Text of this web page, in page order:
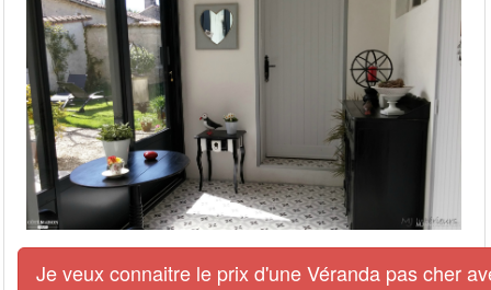
Je veux connaitre le prix d'une Véranda pas cher